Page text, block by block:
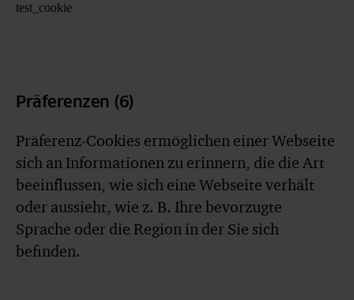
test_cookie
Präferenzen (6)
Präferenz-Cookies ermöglichen einer Webseite
sich an Informationen zu erinnern, die die Art
beeinflussen, wie sich eine Webseite verhält
oder aussieht, wie z. B. Ihre bevorzugte
Sprache oder die Region in der Sie sich
befinden.